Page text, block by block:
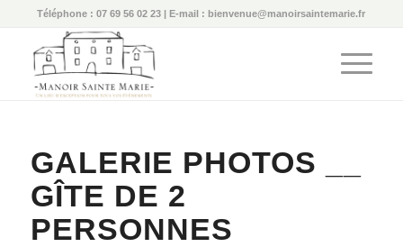
Téléphone : 07 69 56 02 23 | E-mail : bienvenue@manoirsaintemarie.fr
GALERIE PHOTOS __
GÎTE DE 2
PERSONNES